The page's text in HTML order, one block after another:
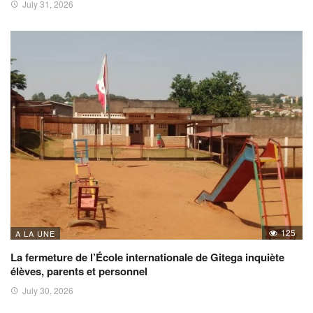
July 31, 2026
A LA UNE 125
La fermeture de l’École internationale de Gitega inquiète
élèves, parents et personnel
July 30, 2026